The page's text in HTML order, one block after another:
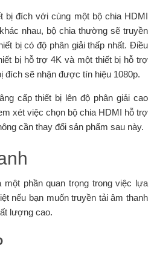
bị đích với cùng một bộ chia HDMI
nhau, bộ chia thường sẽ truyền
bị có độ phân giải thấp nhất. Điều
bị hỗ trợ 4K và một thiết bị hỗ trợ
đích sẽ nhận được tín hiệu 1080p.
cấp thiết bị lên độ phân giải cao
xét việc chọn bộ chia HDMI hỗ trợ
cần thay đổi sản phẩm sau này.
phần quan trọng trong việc lựa
nếu bạn muốn truyền tải âm thanh
lượng cao.